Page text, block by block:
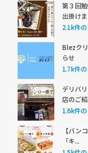
第３回
出掛け
2.1k件
Blezク
らせ
1.7k件
デリバ
店のご
1.6k件
【バン
「キ...